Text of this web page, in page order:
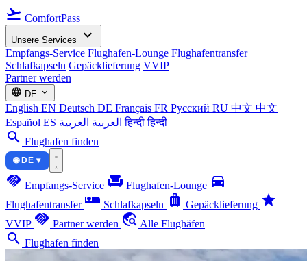
flight_takeoff ComfortPass
Unsere Services expand_more
Empfangs-Service Flughafen-Lounge Flughafentransfer
Schlafkapseln Gepäcklieferung VVIP
Partner werden
language DE expand_more
English EN Deutsch DE Français FR Русский RU 中文 中文
Español ES العربية العربية हिन्दीहिन्दी
search Flughafen finden
🌐 DE ▾
handshake Empfangs-Service chair Flughafen-Lounge directions_car
Flughafentransfer airline_seat_individual_suite Schlafkapseln luggage Gepäcklieferung star
VVIP handshake Partner werden travel_explore Alle Flughäfen
search Flughafen finden